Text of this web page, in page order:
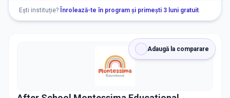
ORAȘ / ZONĂ Găsește lângă mine
Ești instituție? Înrolează-te în program și primești 3 luni gratuit.
Adaugă la comparare